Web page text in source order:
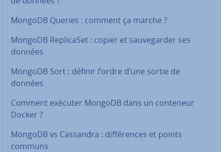
MongoDB Queries : comment ça marche ?
MongoDB Re­pli­ca­Set : copier et sau­ve­gar­der ses
données
MongoDB Sort : définir l’ordre d’une sortie de
données
Comment exécuter MongoDB dans un conteneur
Docker ?
MongoDB vs Cassandra : dif­fé­rences et points
communs